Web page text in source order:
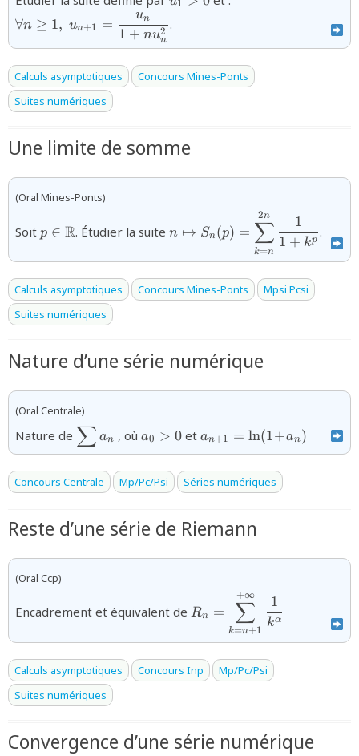
1
{1+nu_{n}^{2}}}
∀n ≥ 1, un+1 =
1 + nun
2
un .
Calculs asymptotiques
Concours Mines-Ponts
Suites numériques
Une limite de somme
(Oral Mines-Ponts)
Soit\in\mathbb{R}}
p ∈ R. Étudier la suite
{n\mapsto S_{n}(p) =
n ↦ Sn(p) =
k=n
∑
2n
1 + kp
1
.
Calculs asymptotiques Concours Mines-Ponts
Mpsi Pcsi
Suites numériques
Nature d’une série numérique
(Oral Centrale)
Nature de {\displaystyle\sum
a_{n}}
∑ an , où {a_{0}>0}
a0 > 0et an+1 = ln(1+an)
Concours Centrale Mp/Pc/Psi Séries numériques
Reste d’une série de Riemann
(Oral Ccp)
Encadrement et équivalent de {k^{\alpha}}}
Rn =
k=n+1
∑
+∞
kα
1
Calculs asymptotiques Concours Inp
Mp/Pc/Psi
Suites numériques
Convergence d’une série numérique